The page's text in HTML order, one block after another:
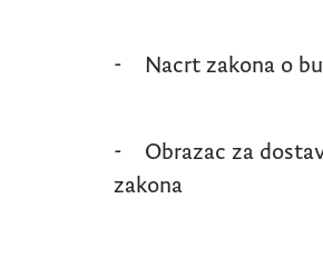
- Nacrt zakona o
- Obrazac za
zakona